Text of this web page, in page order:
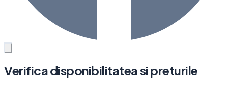
Verifica disponibilitatea si preturile